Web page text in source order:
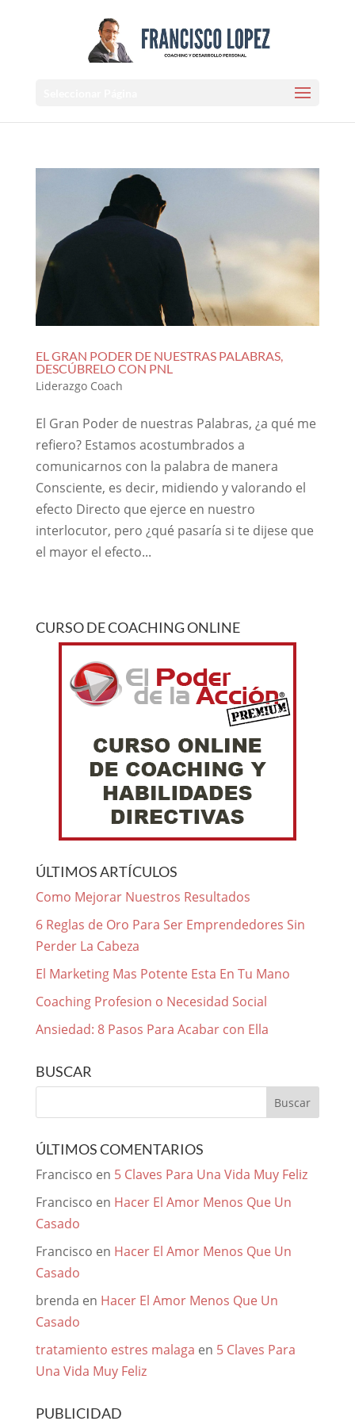
EL GRAN PODER DE NUESTRAS PALABRAS,
DESCÚBRELO CON PNL
Liderazgo Coach
El Gran Poder de nuestras Palabras, ¿a qué me
refiero? Estamos acostumbrados a
comunicarnos con la palabra de manera
Consciente, es decir, midiendo y valorando el
efecto Directo que ejerce en nuestro
interlocutor, pero ¿qué pasaría si te dijese que
el mayor el efecto...
CURSO DE COACHING ONLINE
ÚLTIMOS ARTÍCULOS
Como Mejorar Nuestros Resultados
6 Reglas de Oro Para Ser Emprendedores Sin
Perder La Cabeza
El Marketing Mas Potente Esta En Tu Mano
Coaching Profesion o Necesidad Social
Ansiedad: 8 Pasos Para Acabar con Ella
BUSCAR
ÚLTIMOS COMENTARIOS
Francisco en 5 Claves Para Una Vida Muy Feliz
Francisco en Hacer El Amor Menos Que Un
Casado
Francisco en Hacer El Amor Menos Que Un
Casado
brenda en Hacer El Amor Menos Que Un
Casado
tratamiento estres malaga en 5 Claves Para
Una Vida Muy Feliz
PUBLICIDAD